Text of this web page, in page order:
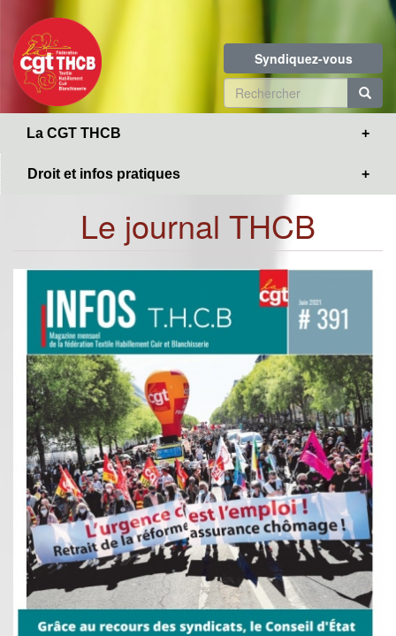
contenu
principal
Syndiquez-vous
Formulaire
de
La CGT THCB
Droit et infos pratiques
Le journal THCB